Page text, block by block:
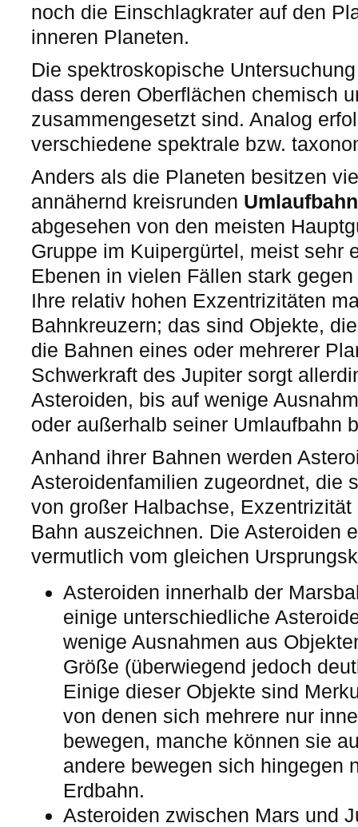
noch die Einschlagkrater auf den
inneren Planeten.
Die spektroskopische
dass deren Oberflächen chemisch
zusammengesetzt sind. Analog
verschiedene spektrale bzw.
Anders als die Planeten besitzen
annähernd kreisrunden
abgesehen von den meisten
Gruppe im Kuipergürtel, meist sehr
Ebenen in vielen Fällen stark
Ihre relativ hohen Exzentrizitäten
Bahnkreuzern; das sind Objekte,
die Bahnen eines oder mehrerer
Schwerkraft des Jupiter sorgt
Asteroiden, bis auf wenige
oder außerhalb seiner Umlaufbahn
Anhand ihrer Bahnen werden
Asteroidenfamilien zugeordnet, die
von großer Halbachse,
Bahn auszeichnen. Die Asteroiden
vermutlich vom gleichen
Asteroiden innerhalb der
einige unterschiedliche
wenige Ausnahmen aus
Größe (überwiegend jedoch
Einige dieser Objekte sind
von denen sich mehrere nur
bewegen, manche können sie
andere bewegen sich hingegen
Erdbahn.
Asteroiden zwischen Mars und